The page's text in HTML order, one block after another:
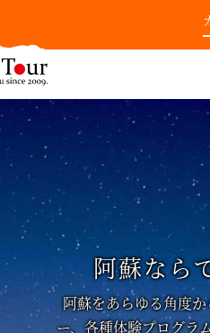
阿蘇なら
阿蘇をあらゆる角度
ー、各種体験プログラ